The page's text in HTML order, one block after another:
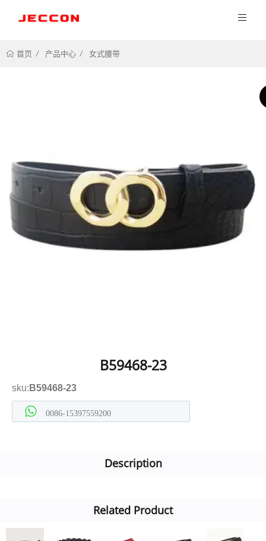
首页 产品中心 女式腰带
B59468-23
sku: B59468-23
0086-15397559200
Description
Related Product